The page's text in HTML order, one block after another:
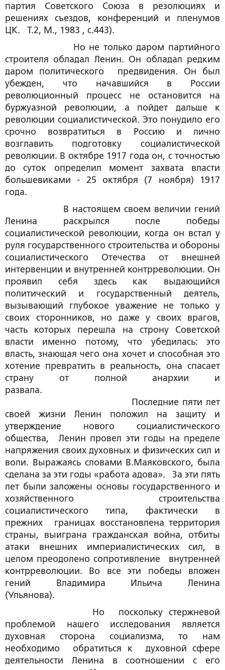
партия Советского Союза в резолюциях и
решениях съездов, конференций и пленумов
ЦК. Т.2, М., 1983 , с.443).
Но не только даром партийного
строителя обладал Ленин. Он обладал редким
даром политического предвидения. Он был
убежден, что начавшийся в России
революционный процесс не остановится на
буржуазной революции, а пойдет дальше к
революции социалистической. Это понудило его
срочно возвратиться в Россию и лично
возглавить подготовку социалистической
революции. В октябре 1917 года он, с точностью
до суток определил момент захвата власти
большевиками - 25 октября (7 ноября) 1917
года.
В настоящем своем величии гений
Ленина раскрылся после победы
социалистической революции, когда он встал у
руля государственного строительства и обороны
социалистического Отечества от внешней
интервенции и внутренней контрреволюции. Он
проявил себя здесь как выдающийся
политический и государственный деятель,
вызывающий глубокое уважение не только у
своих сторонников, но даже у своих врагов,
часть которых перешла на строну Советской
власти именно потому, что убедилась: это
власть, знающая чего она хочет и способная это
хотение превратить в реальность, она спасает
страну от полной анархии и
развала.
Последние пяти лет
своей жизни Ленин положил на защиту и
утверждение нового социалистического
общества, Ленин провел эти годы на пределе
напряжения своих духовных и физических сил и
воли. Выражаясь словами В.Маяковского, была
сделана за эти годы «работа адова». За эти пять
лет были заложены основы государственного и
хозяйственного строительства
социалистического типа, фактически в
прежних границах восстановлена территория
страны, выиграна гражданская война, отбиты
атаки внешних империалистических сил, в
целом преодолено сопротивление внутренней
контрреволюции. Во все эти победы вложен
гений Владимира Ильича Ленина
(Ульянова).
Но поскольку стержневой
проблемой нашего исследования является
духовная сторона социализма, то нам
необходимо обратиться к духовной сфере
деятельности Ленина в соотношении с его